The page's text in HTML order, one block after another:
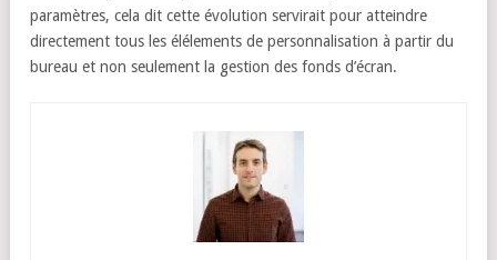
paramètres, cela dit cette évolution servirait pour atteindre
directement tous les élélements de personnalisation à partir du
bureau et non seulement la gestion des fonds d’écran.